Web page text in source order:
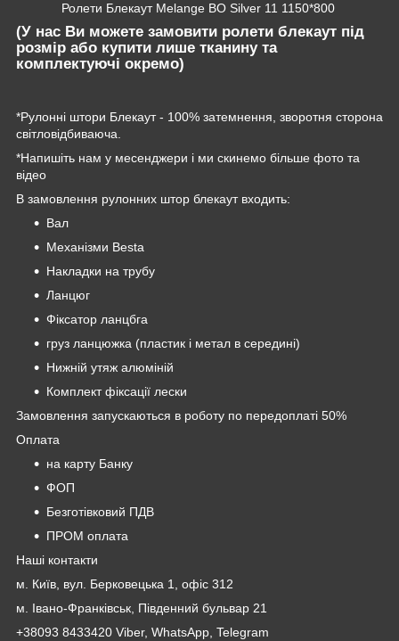
Ролети Блекаут Melange BO Silver 11 1150*800
(У нас Ви можете замовити ролети блекаут під
розмір або купити лише тканину та
комплектуючі окремо)
*Рулонні штори Блекаут - 100% затемнення, зворотня сторона
світловідбиваюча.
*Напишіть нам у месенджери і ми скинемо більше фото та
відео
В замовлення рулонних штор блекаут входить:
Вал
Механізми Besta
Накладки на трубу
Ланцюг
Фіксатор ланцбга
груз ланцюжка (пластик і метал в середині)
Нижній утяж алюміній
Комплект фіксації лески
Замовлення запускаються в роботу по передоплаті 50%
Оплата
на карту Банку
ФОП
Безготівковий ПДВ
ПРОМ оплата
Наші контакти
м. Київ, вул. Берковецька 1, офіс 312
м. Івано-Франківськ, Південний бульвар 21
+38093 8433420 Viber, WhatsApp, Telegram